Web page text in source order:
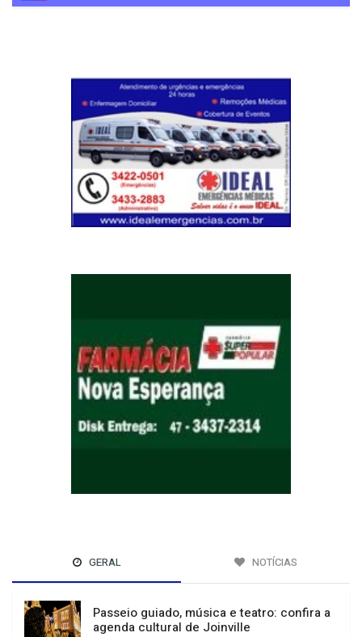
GERAL NOTÍCIAS
Passeio guiado, música e teatro: confira a
agenda cultural de Joinville